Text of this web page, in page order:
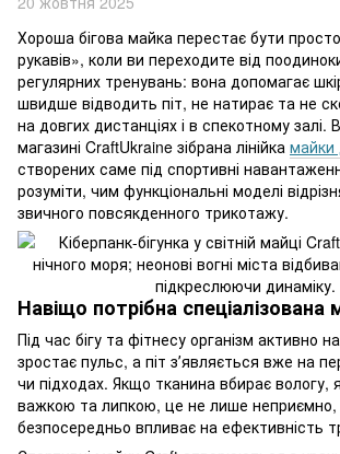
Хороша бігова майка перестає бути
рукавів», коли ви переходите від
регулярних тренувань: вона допомагає
швидше відводить піт, не натирає та не
на довгих дистанціях і в спекотному залі.
магазині CraftUkraine зібрана лінійка майки
створених саме під спортивні
розуміти, чим функціональні моделі
звичного повсякденного трикотажу.
Навіщо потрібна спеціалізована
Під час бігу та фітнесу організм активно
зростає пульс, а піт зʼявляється вже на
чи підходах. Якщо тканина вбирає вологу,
важкою та липкою, це не лише неприємно,
безпосередньо впливає на ефективність